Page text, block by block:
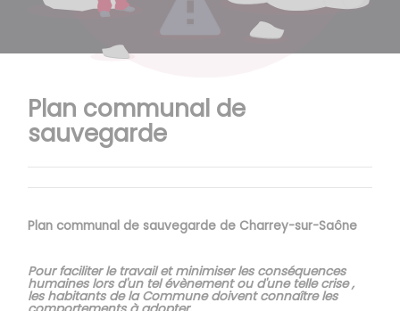
Plan communal de
sauvegarde
Plan communal de sauvegarde de Charrey-sur-Saône
Pour faciliter le travail et minimiser les conséquences
humaines lors d'un tel évènement ou d'une telle crise ,
les habitants de la Commune doivent connaître les